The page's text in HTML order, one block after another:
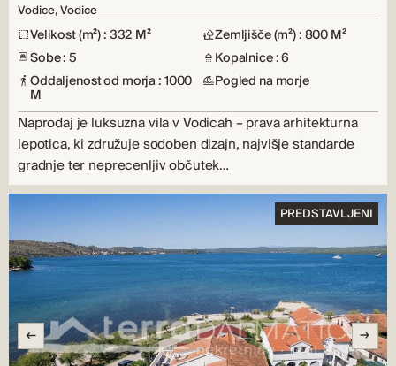
Vodice, Vodice
Velikost (m²) : 332 M²
Zemljišče (m²) : 800 M²
Sobe : 5
Kopalnice : 6
Oddaljenost od morja : 1000
M
Pogled na morje
Naprodaj je luksuzna vila v Vodicah – prava arhitekturna
lepotica, ki združuje sodoben dizajn, najvišje standarde
gradnje ter neprecenljiv občutek…
PREDSTAVLJENI